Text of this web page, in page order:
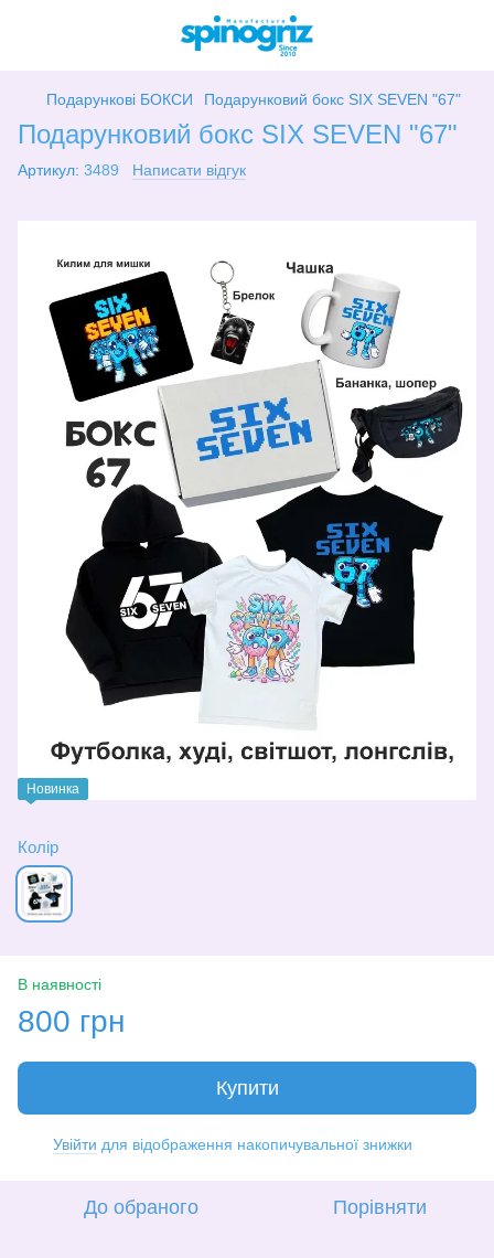
Подарункові БОКСИ Подарунковий бокс SIX SEVEN "67"
Подарунковий бокс SIX SEVEN "67"
Артикул: 3489 Написати відгук
Новинка
Колір
В наявності
800 грн
Купити
Увійти для відображення накопичувальної знижки
До обраного Порівняти